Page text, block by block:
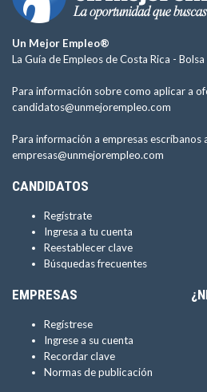
Un Mejor Empleo®
La Guía de Empleos de Costa Rica -
Para información sobre como aplicar a
candidatos@unmejorempleo.com
Para información a empresas escríbanos
empresas@unmejorempleo.com
CANDIDATOS
Regístrate
Ingresa a tu cuenta
Reestablecer clave
Búsquedas frecuentes
EMPRESAS
Regístrese
Ingrese a su cuenta
Recordar clave
Normas de publicación